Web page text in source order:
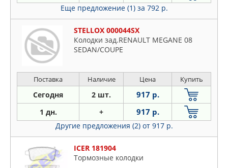
Еще предложение (1) за 792 р.
STELLOX 000044SX
Колодки зад.RENAULT MEGANE 08
SEDAN/COUPE
Поставка Наличие Цена Купить
Сегодня 2 шт. 917 р.
1 дн. + 917 р.
Другие предложения (2) от 917 р.
ICER 181904
Тормозные колодки